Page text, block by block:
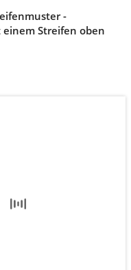
-
Streifen oben